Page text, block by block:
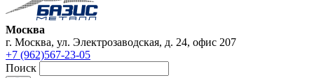
Москва
г. Москва, ул. Электрозаводская, д. 24, офис 207
+7 (962)567-23-05
Поиск